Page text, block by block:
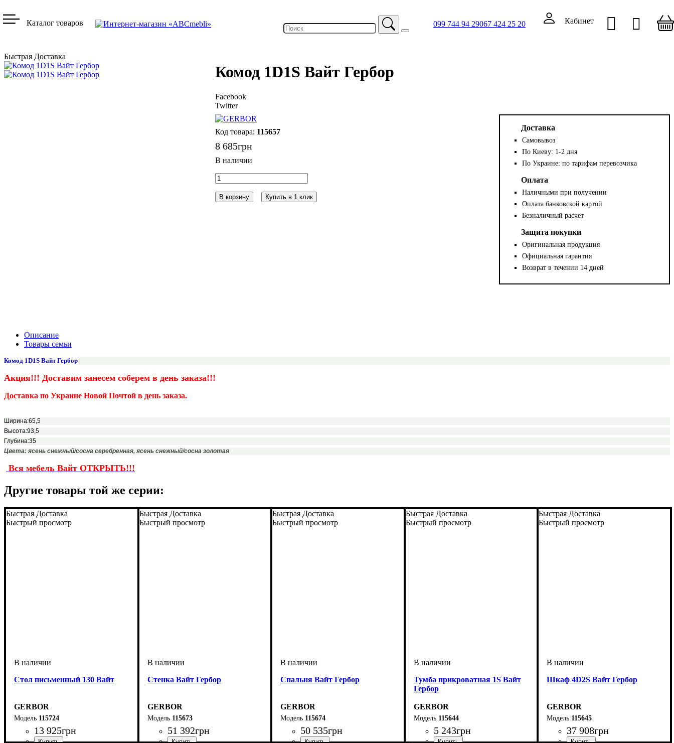
Быстрая Доставка
Комод 1D1S Вайт Гербор
Facebook
Twitter
115657
8 685грн
В корзину Купить в 1 клик
Доставка
Самовывоз
По Киеву: 1-2 дня
По Украине: по тарифам перевозчика
Оплата
Наличными при получении
Оплата банковской картой
Безналичный расчет
Защита покупки
Оригинальная продукция
Официальная гарантия
Возврат в течении 14 дней
Описание
Товары семьи
Комод 1D1S Вайт Гербор
Акция!!! Доставим занесем соберем в день заказа!!!
Доставка по Украине Новой Почтой в день заказа.
Ширина:65,5
Высота:93,5
Глубина:35
Цвета: ясень снежный/сосна серебренная, ясень снежный/сосна золотая
Вся мебель Вайт ОТКРЫТЬ!!!
Другие товары той же серии:
Быстрая Доставка
Быстрый просмотр
Стол письменный 130 Вайт
GERBOR
115724
13 925грн
Быстрая Доставка
Быстрый просмотр
Стенка Вайт Гербор
GERBOR
115673
51 392грн
Быстрая Доставка
Быстрый просмотр
Спальня Вайт Гербор
GERBOR
115674
50 535грн
Быстрая Доставка
Быстрый просмотр
Тумба прикроватная 1S Вайт
Гербор
GERBOR
115644
5 243грн
Быстрая Доставка
Быстрый просмотр
Шкаф 4D2S Вайт Гербор
GERBOR
115645
37 908грн
Каталог товаров 099 744 94 29067 424 25 20 Кабинет